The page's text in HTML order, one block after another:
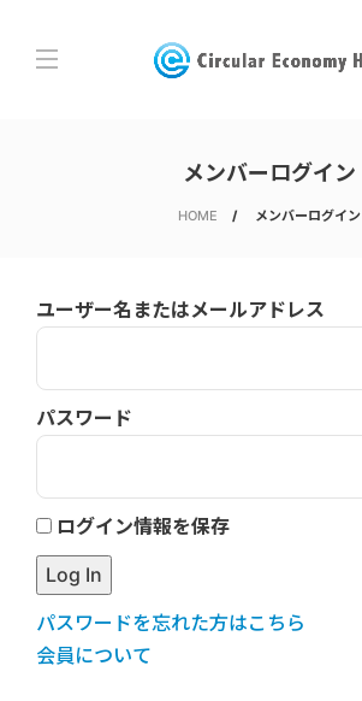
メンバーログイン
HOME メンバーログイン
ユーザー名またはメールアドレス
パスワード
ログイン情報を保存
パスワードを忘れた方はこちら
会員について